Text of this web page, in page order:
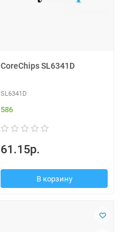
CoreChips SL6341D
SL6341D
586
61.15р.
В корзину